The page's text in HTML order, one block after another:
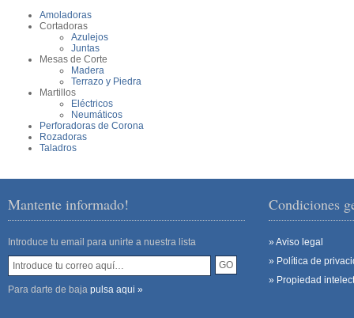
Amoladoras
Cortadoras
Azulejos
Juntas
Mesas de Corte
Madera
Terrazo y Piedra
Martillos
Eléctricos
Neumáticos
Perforadoras de Corona
Rozadoras
Taladros
Mantente informado!
Introduce tu email para unirte a nuestra lista
Para darte de baja pulsa aqui »
Condiciones
» Aviso legal
» Política de
» Propiedad